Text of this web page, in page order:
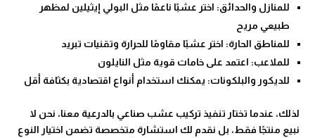
للمنازل والحدائق: اختر عشبًا ناعمًا مثل البولي إيثيلين لمظهر
طبيعي مريح
للمناطق الحارة: اختر عشبًا مقاومًا للحرارة وتقنيات تبريد
للملاعب: اعتمد على خامات قوية مثل النايلون
للديكور والبلكونات: يمكنك استخدام أنواع اقتصادية بكثافة أقل
لذلك، عندما تختار تنفيذ تركيب عشب صناعي بالدرعية معنا، نحن لا
نبيع منتجًا فقط، بل نقدم لك استشارة متخصصة تضمن اختيار النوع